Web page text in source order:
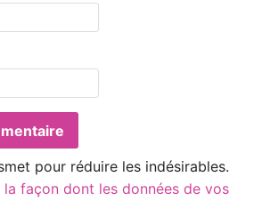
pour réduire les indésirables.
la façon dont les données de vos